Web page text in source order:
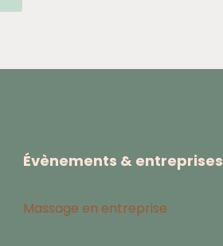
Évènements & entreprises
Massage en entreprise